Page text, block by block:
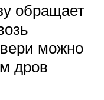
обращает
можно
дров